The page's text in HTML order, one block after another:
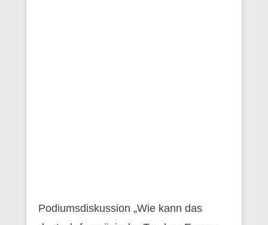
Podiumsdiskussion „Wie kann das